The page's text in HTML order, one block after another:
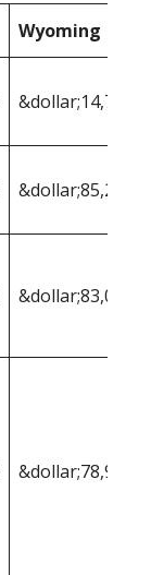
Wyoming
&dollar;14,768
&dollar;85,232
&dollar;83,075
&dollar;78,953